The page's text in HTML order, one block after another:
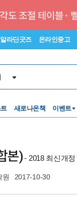
알라딘굿즈 온라인중고
새로나온책 이벤트
본) - 2018 최신개정
원 2017-10-30